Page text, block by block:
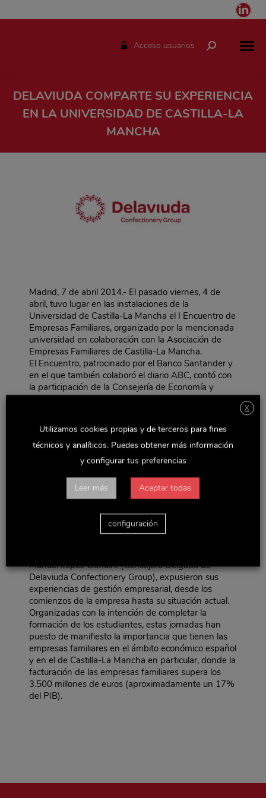
Acceso usuarios Buscar:
DELAVIUDA COMPARTE SU EXPERIENCIA
EN LA UNIVERSIDAD DE CASTILLA-LA
MANCHA
Madrid, 7 de abril 2014.- El pasado viernes, 4 de
abril, tuvo lugar en las instalaciones de la
Universidad de Castilla-La Mancha el I Encuentro de
Empresas Familiares, organizado por la mencionada
universidad en colaboración con la Asociación de
Empresas Familiares de Castilla-La Mancha.
El Encuentro, patrocinado por el Banco Santander y
en el que también colaboró el diario ABC, contó con
la participación de la Consejería de Economía y
Empleo de la Junta de Comunidades de Castilla La-
familiares, reuniendo a un centenar de empresarios
y estudiantes pertenecientes al área jurídico-social,
para debatir sobre los retos a los que han de
enfrentarse las empresas familiares, así como su
El rector de la Universidad, D. Miguel Ángel Collado
Yurrita, inauguró la sesión, que fue precedida por dos
por las entidades financieras” y “Retos actuales de
las empresas familiares en España”-, así como por
Manuel López Donaire (Consejero Delgado de
Delaviuda Confectionery Group), expusieron sus
experiencias de gestión empresarial, desde los
comienzos de la empresa hasta su situación actual.
Organizadas con la intención de completar la
formación de los estudiantes, estas jornadas han
puesto de manifiesto la importancia que tienen las
empresas familiares en el ámbito económico español
y en el de Castilla-La Mancha en particular, donde la
facturación de las empresas familiares supera los
3.500 millones de euros (aproximadamente un 17%
del PIB).
X
Utilizamos cookies propias y de terceros para fines
técnicos y analíticos. Puedes obtener más información
y configurar tus preferencias
Leer más Aceptar todas
configuración